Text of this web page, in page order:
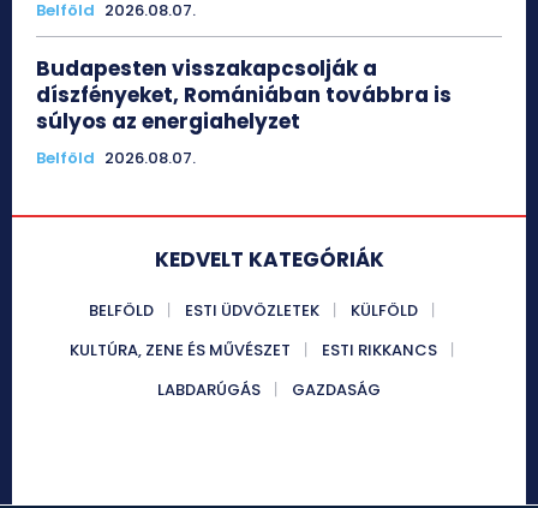
Belföld 2026.08.07.
Budapesten visszakapcsolják a
díszfényeket, Romániában továbbra is
súlyos az energiahelyzet
Belföld 2026.08.07.
KEDVELT KATEGÓRIÁK
BELFÖLD ESTI ÜDVÖZLETEK
KÜLFÖLD
KULTÚRA, ZENE ÉS MŰVÉSZET
ESTI RIKKANCS
LABDARÚGÁS
GAZDASÁG